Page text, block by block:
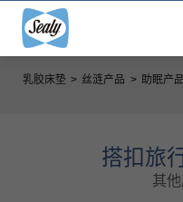
乳胶床垫 > 丝涟产品 > 助眠产品
搭扣旅
其